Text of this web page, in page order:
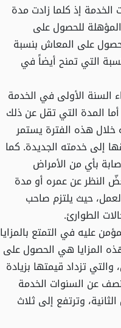
الخدمة إذ كلما زادت مدة
للحصول على
الأقصى وهو العمل لمدة 35 سنة والحصول على المعاش بنسبة
التي تمنح أيضاً في
السنة الأولى في الخدمة
المدة التي تقل عن ذلك
خلال هذه الفترة يستمر
إلى خدمته الجديدة. كما
بأي من الأمراض
النظر عن عمره أو مدة
حيث يلتزم صاحب
الطوارئ.
عليه في التمتع بالمزايا
المزايا هي الحصول على
تزداد قيمتها بزيادة
عن السنوات الخدمة
وترتفع إلى ثلاث